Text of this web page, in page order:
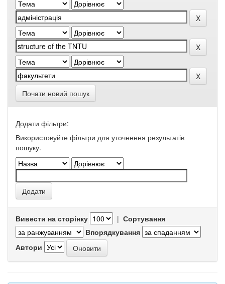
Почати новий пошук
Додати фільтри:
Використовуйте фільтри для уточнення результатів
пошуку.
Вивести на сторінку | Сортування
Впорядкування
Автори